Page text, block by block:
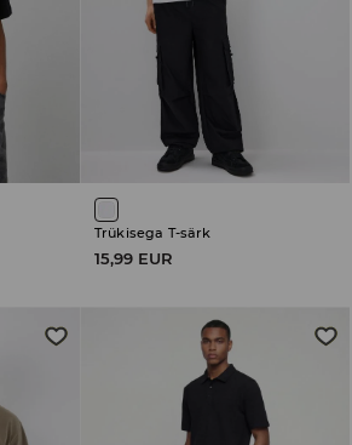
Trükisega T-särk
15,99 EUR